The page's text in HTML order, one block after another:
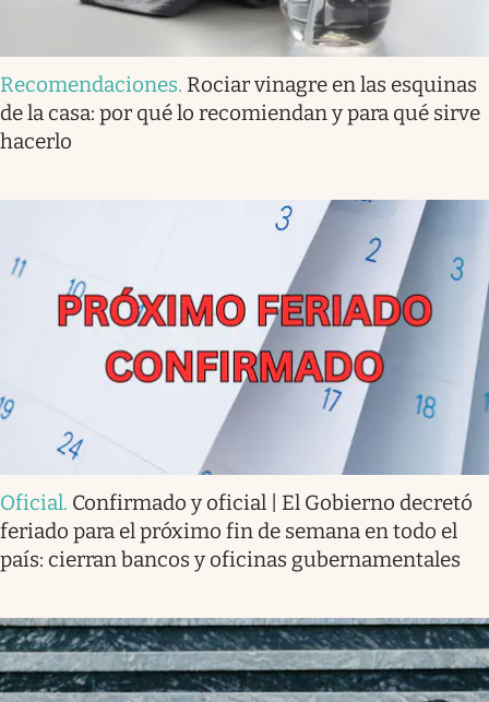
Recomendaciones. Rociar vinagre en las esquinas
de la casa: por qué lo recomiendan y para qué sirve
hacerlo
Oficial. Confirmado y oficial | El Gobierno decretó
feriado para el próximo fin de semana en todo el
país: cierran bancos y oficinas gubernamentales